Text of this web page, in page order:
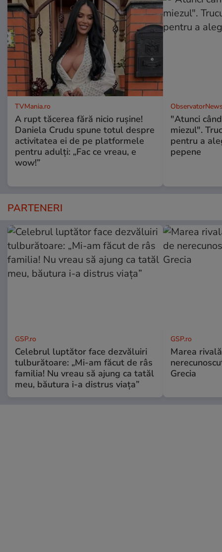
TVMania.ro
A rupt tăcerea fără nicio rușine!
Daniela Crudu spune totul despre
activitatea ei de pe platformele
pentru adulți: „Fac ce vreau, e
wow!”
"Atunci
miezul".
pentru a
pepene
PARTENERI
GSP.ro
Celebrul luptător face dezvăluiri
tulburătoare: „Mi-am făcut de râs
familia! Nu vreau să ajung ca tatăl
meu, băutura i-a distrus viața”
GSP.ro
Marea
Grecia